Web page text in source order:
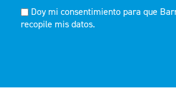
Doy mi consentimiento para que
recopile mis datos.